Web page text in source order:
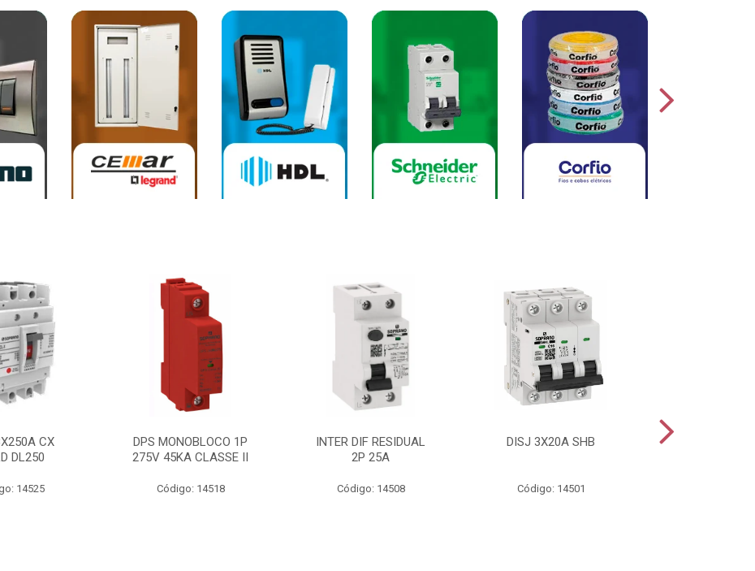
CX
DL250
14525
DPS MONOBLOCO 1P
275V 45KA CLASSE II
Código: 14518
INTER DIF RESIDUAL
2P 25A
Código: 14508
DISJ 3X20A SHB
Código: 14501